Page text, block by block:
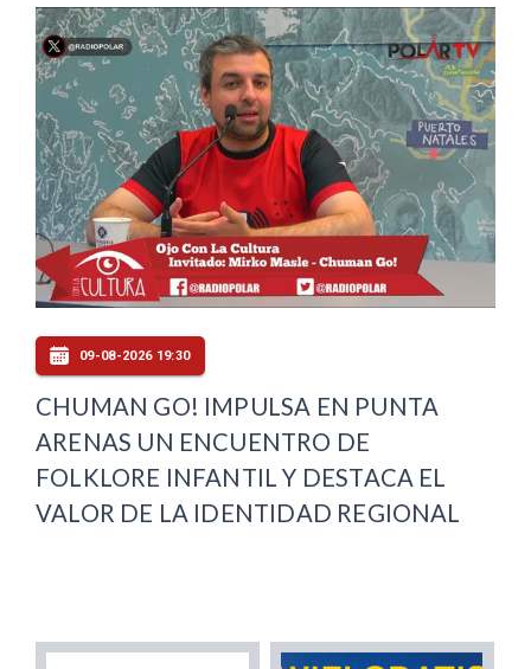
09-08-2026 19:30
CHUMAN GO! IMPULSA EN PUNTA
ARENAS UN ENCUENTRO DE
FOLKLORE INFANTIL Y DESTACA EL
VALOR DE LA IDENTIDAD REGIONAL